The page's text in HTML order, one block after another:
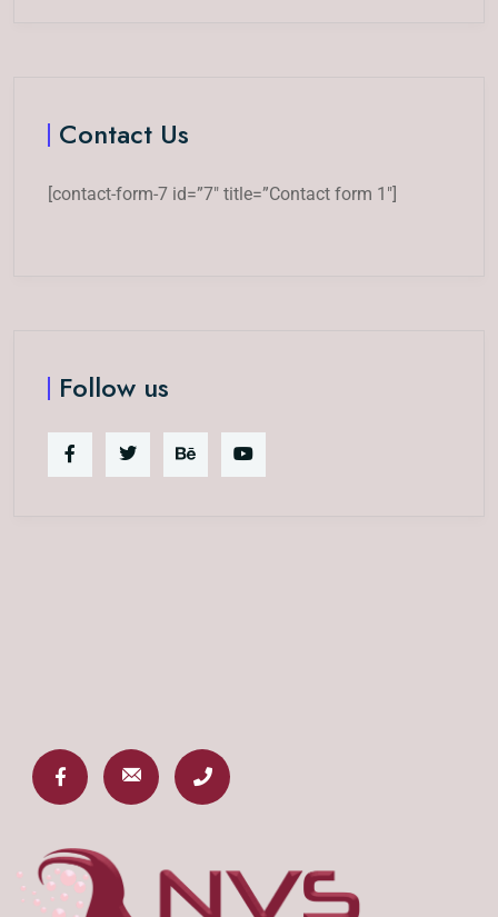
Contact Us
[contact-form-7 id=”7″ title=”Contact form 1″]
Follow us